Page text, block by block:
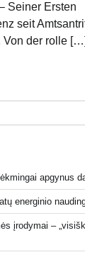
Seiner Ersten
seit
Von der rolle […]
apgynus
energinio
įrodymai –